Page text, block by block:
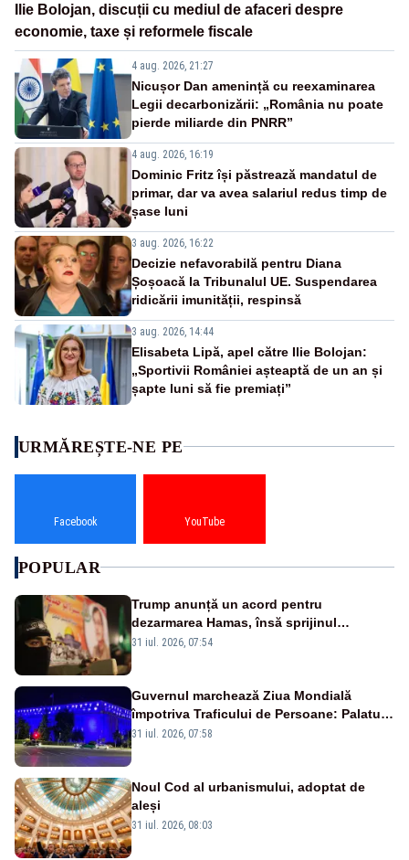
Ilie Bolojan, discuții cu mediul de afaceri despre
economie, taxe și reformele fiscale
4 aug. 2026, 21:27
Nicușor Dan amenință cu reexaminarea
Legii decarbonizării: „România nu poate
pierde miliarde din PNRR”
4 aug. 2026, 16:19
Dominic Fritz își păstrează mandatul de
primar, dar va avea salariul redus timp de
șase luni
3 aug. 2026, 16:22
Decizie nefavorabilă pentru Diana
Șoșoacă la Tribunalul UE. Suspendarea
ridicării imunității, respinsă
3 aug. 2026, 14:44
Elisabeta Lipă, apel către Ilie Bolojan:
„Sportivii României așteaptă de un an și
șapte luni să fie premiați”
URMĂREȘTE-NE PE
Facebook YouTube
POPULAR
Trump anunță un acord pentru
dezarmarea Hamas, însă sprijinul
Israelului rămâne incert
31 iul. 2026, 07:54
Guvernul marchează Ziua Mondială
împotriva Traficului de Persoane: Palatul
Victoria, iluminat în albastru
31 iul. 2026, 07:58
Noul Cod al urbanismului, adoptat de
aleși
31 iul. 2026, 08:03